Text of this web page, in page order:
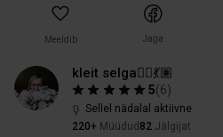
Meeldib Jaga
kleit selga🧞‍♀️💃🏽
5(6)
Sellel nädalal aktiivne
220+ Müüdud 82 Jälgijat